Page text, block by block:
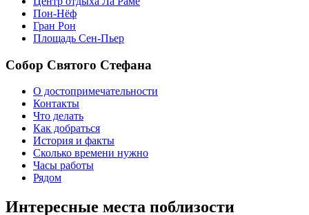
Пон-Нёф
Гран Рон
Площадь Сен-Пьер
Собор Святого Стефана
О достопримечательности
Контакты
Что делать
Как добраться
История и факты
Сколько времени нужно
Часы работы
Рядом
Интересные места поблизости